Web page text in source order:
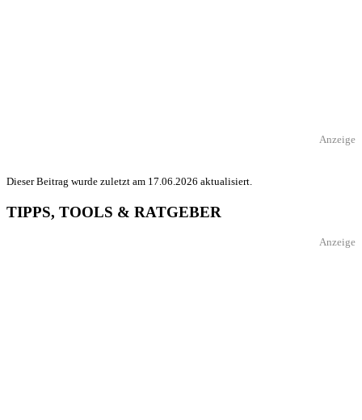
Anzeige
Dieser Beitrag wurde zuletzt am 17.06.2026 aktualisiert.
TIPPS, TOOLS & RATGEBER
Anzeige